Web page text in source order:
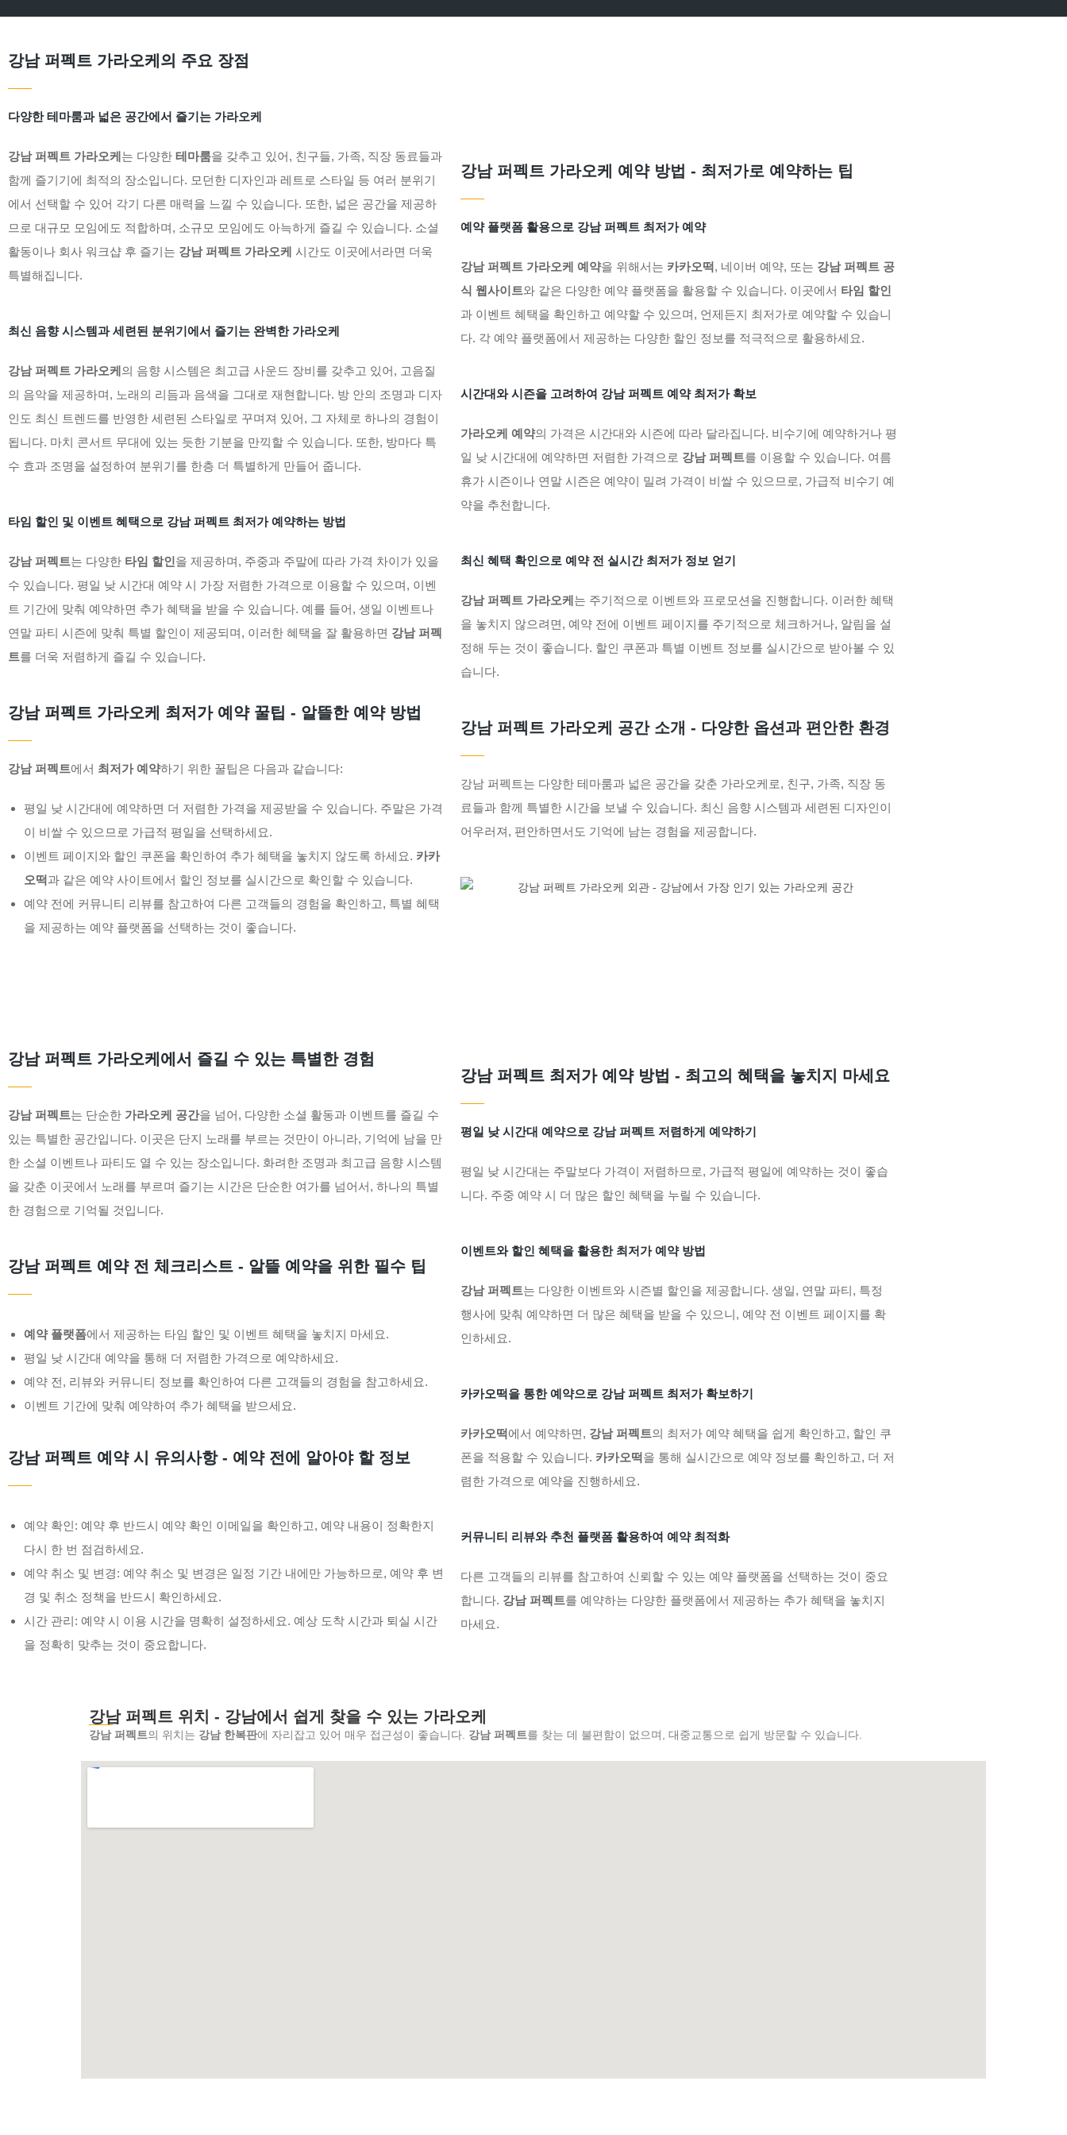
강남 퍼펙트 가라오케의 주요 장점
다양한 테마룸과 넓은 공간에서 즐기는 가라오케
강남 퍼펙트 가라오케 는 다양한 테마룸을 갖추고 있어, 친구들, 가족, 직장 동료들과
함께 즐기기에 최적의 장소입니다. 모던한 디자인과 레트로 스타일 등 여러 분위기
에서 선택할 수 있어 각기 다른 매력을 느낄 수 있습니다. 또한, 넓은 공간을 제공하
므로 대규모 모임에도 적합하며, 소규모 모임에도 아늑하게 즐길 수 있습니다. 소셜
활동이나 회사 워크샵 후 즐기는 강남 퍼펙트 가라오케 시간도 이곳에서라면 더욱
특별해집니다.
최신 음향 시스템과 세련된 분위기에서 즐기는 완벽한 가라오케
강남 퍼펙트 가라오케 의 음향 시스템은 최고급 사운드 장비를 갖추고 있어, 고음질
의 음악을 제공하며, 노래의 리듬과 음색을 그대로 재현합니다. 방 안의 조명과 디자
인도 최신 트렌드를 반영한 세련된 스타일로 꾸며져 있어, 그 자체로 하나의 경험이
됩니다. 마치 콘서트 무대에 있는 듯한 기분을 만끽할 수 있습니다. 또한, 방마다 특
수 효과 조명을 설정하여 분위기를 한층 더 특별하게 만들어 줍니다.
타임 할인 및 이벤트 혜택으로 강남 퍼펙트 최저가 예약하는 방법
강남 퍼펙트는 다양한 타임 할인 을 제공하며, 주중과 주말에 따라 가격 차이가 있을
수 있습니다. 평일 낮 시간대 예약 시 가장 저렴한 가격으로 이용할 수 있으며, 이벤
트 기간에 맞춰 예약하면 추가 혜택을 받을 수 있습니다. 예를 들어, 생일 이벤트나
연말 파티 시즌에 맞춰 특별 할인이 제공되며, 이러한 혜택을 잘 활용하면 강남 퍼펙
트를 더욱 저렴하게 즐길 수 있습니다.
강남 퍼펙트 가라오케 최저가 예약 꿀팁 - 알뜰한 예약 방법
강남 퍼펙트에서 최저가 예약하기 위한 꿀팁은 다음과 같습니다:
평일 낮 시간대에 예약하면 더 저렴한 가격을 제공받을 수 있습니다. 주말은 가격
이 비쌀 수 있으므로 가급적 평일을 선택하세요.
이벤트 페이지와 할인 쿠폰을 확인하여 추가 혜택을 놓치지 않도록 하세요. 카카
오떡 과 같은 예약 사이트에서 할인 정보를 실시간으로 확인할 수 있습니다.
예약 전에 커뮤니티 리뷰를 참고하여 다른 고객들의 경험을 확인하고, 특별 혜택
을 제공하는 예약 플랫폼을 선택하는 것이 좋습니다.
강남 퍼펙트 가라오케 예약 방법 - 최저가로 예약하는 팁
예약 플랫폼 활용으로 강남 퍼펙트 최저가 예약
강남 퍼펙트 가라오케 예약을 위해서는 카카오떡 , 네이버 예약, 또는 강남 퍼펙트 공
식 웹사이트와 같은 다양한 예약 플랫폼을 활용할 수 있습니다. 이곳에서 타임 할인
과 이벤트 혜택을 확인하고 예약할 수 있으며, 언제든지 최저가로 예약할 수 있습니
다. 각 예약 플랫폼에서 제공하는 다양한 할인 정보를 적극적으로 활용하세요.
시간대와 시즌을 고려하여 강남 퍼펙트 예약 최저가 확보
가라오케 예약의 가격은 시간대와 시즌에 따라 달라집니다. 비수기에 예약하거나 평
일 낮 시간대에 예약하면 저렴한 가격으로 강남 퍼펙트를 이용할 수 있습니다. 여름
휴가 시즌이나 연말 시즌은 예약이 밀려 가격이 비쌀 수 있으므로, 가급적 비수기 예
약을 추천합니다.
최신 혜택 확인으로 예약 전 실시간 최저가 정보 얻기
강남 퍼펙트 가라오케 는 주기적으로 이벤트와 프로모션을 진행합니다. 이러한 혜택
을 놓치지 않으려면, 예약 전에 이벤트 페이지를 주기적으로 체크하거나, 알림을 설
정해 두는 것이 좋습니다. 할인 쿠폰과 특별 이벤트 정보를 실시간으로 받아볼 수 있
습니다.
강남 퍼펙트 가라오케 공간 소개 - 다양한 옵션과 편안한 환경
강남 퍼펙트는 다양한 테마룸과 넓은 공간을 갖춘 가라오케로, 친구, 가족, 직장 동
료들과 함께 특별한 시간을 보낼 수 있습니다. 최신 음향 시스템과 세련된 디자인이
어우러져, 편안하면서도 기억에 남는 경험을 제공합니다.
강남 퍼펙트 가라오케에서 즐길 수 있는 특별한 경험
강남 퍼펙트는 단순한 가라오케 공간을 넘어, 다양한 소셜 활동과 이벤트를 즐길 수
있는 특별한 공간입니다. 이곳은 단지 노래를 부르는 것만이 아니라, 기억에 남을 만
한 소셜 이벤트나 파티도 열 수 있는 장소입니다. 화려한 조명과 최고급 음향 시스템
을 갖춘 이곳에서 노래를 부르며 즐기는 시간은 단순한 여가를 넘어서, 하나의 특별
한 경험으로 기억될 것입니다.
강남 퍼펙트 예약 전 체크리스트 - 알뜰 예약을 위한 필수 팁
예약 플랫폼에서 제공하는 타임 할인 및 이벤트 혜택을 놓치지 마세요.
평일 낮 시간대 예약을 통해 더 저렴한 가격으로 예약하세요.
예약 전, 리뷰와 커뮤니티 정보를 확인하여 다른 고객들의 경험을 참고하세요.
이벤트 기간에 맞춰 예약하여 추가 혜택을 받으세요.
강남 퍼펙트 예약 시 유의사항 - 예약 전에 알아야 할 정보
예약 확인: 예약 후 반드시 예약 확인 이메일을 확인하고, 예약 내용이 정확한지
다시 한 번 점검하세요.
예약 취소 및 변경: 예약 취소 및 변경은 일정 기간 내에만 가능하므로, 예약 후 변
경 및 취소 정책을 반드시 확인하세요.
시간 관리: 예약 시 이용 시간을 명확히 설정하세요. 예상 도착 시간과 퇴실 시간
을 정확히 맞추는 것이 중요합니다.
강남 퍼펙트 최저가 예약 방법 - 최고의 혜택을 놓치지 마세요
평일 낮 시간대 예약으로 강남 퍼펙트 저렴하게 예약하기
평일 낮 시간대는 주말보다 가격이 저렴하므로, 가급적 평일에 예약하는 것이 좋습
니다. 주중 예약 시 더 많은 할인 혜택을 누릴 수 있습니다.
이벤트와 할인 혜택을 활용한 최저가 예약 방법
강남 퍼펙트는 다양한 이벤트와 시즌별 할인을 제공합니다. 생일, 연말 파티, 특정
행사에 맞춰 예약하면 더 많은 혜택을 받을 수 있으니, 예약 전 이벤트 페이지를 확
인하세요.
카카오떡을 통한 예약으로 강남 퍼펙트 최저가 확보하기
카카오떡 에서 예약하면, 강남 퍼펙트의 최저가 예약 혜택을 쉽게 확인하고, 할인 쿠
폰을 적용할 수 있습니다. 카카오떡 을 통해 실시간으로 예약 정보를 확인하고, 더 저
렴한 가격으로 예약을 진행하세요.
커뮤니티 리뷰와 추천 플랫폼 활용하여 예약 최적화
다른 고객들의 리뷰를 참고하여 신뢰할 수 있는 예약 플랫폼을 선택하는 것이 중요
합니다. 강남 퍼펙트를 예약하는 다양한 플랫폼에서 제공하는 추가 혜택을 놓치지
마세요.
강남 퍼펙트 위치 - 강남에서 쉽게 찾을 수 있는 가라오케
강남 퍼펙트의 위치는 강남 한복판에 자리잡고 있어 매우 접근성이 좋습니다. 강남 퍼펙트를 찾는 데 불편함이 없으며, 대중교통으로 쉽게 방문할 수 있습니다.